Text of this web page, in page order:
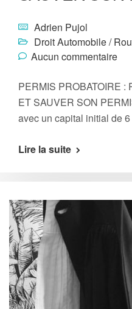
Adrien Pujol
Droit Automobile /
Aucun commentaire
PERMIS PROBATOIRE
ET SAUVER SON
avec un capital initial de
Lire la suite